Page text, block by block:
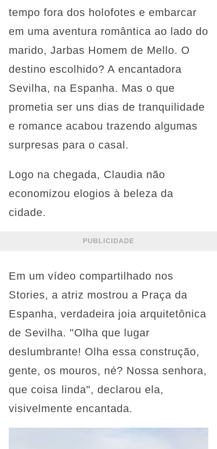
tempo fora dos holofotes e embarcar
em uma aventura romântica ao lado do
marido, Jarbas Homem de Mello. O
destino escolhido? A encantadora
Sevilha, na Espanha. Mas o que
prometia ser uns dias de tranquilidade
e romance acabou trazendo algumas
surpresas para o casal.
Logo na chegada, Claudia não
economizou elogios à beleza da
cidade.
PUBLICIDADE
Em um vídeo compartilhado nos
Stories, a atriz mostrou a Praça da
Espanha, verdadeira joia arquitetônica
de Sevilha. "Olha que lugar
deslumbrante! Olha essa construção,
gente, os mouros, né? Nossa senhora,
que coisa linda", declarou ela,
visivelmente encantada.